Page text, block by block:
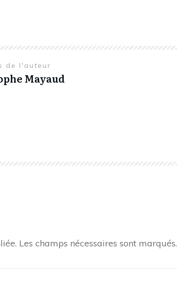
de l'auteur
Mayaud
Les champs nécessaires sont marqués.